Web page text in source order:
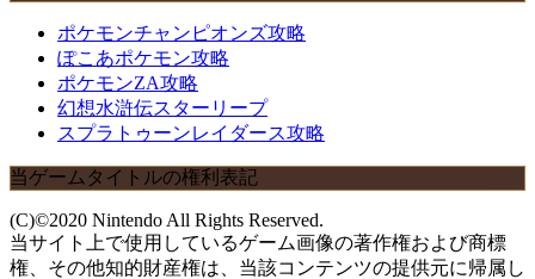
ポケモンチャンピオンズ攻略
ぽこあポケモン攻略
ポケモンZA攻略
幻想水滸伝スターリープ
スプラトゥーンレイダース攻略
当ゲームタイトルの権利表記
(C)©2020 Nintendo All Rights Reserved.
当サイト上で使用しているゲーム画像の著作権および商標
権、その他知的財産権は、当該コンテンツの提供元に帰属し